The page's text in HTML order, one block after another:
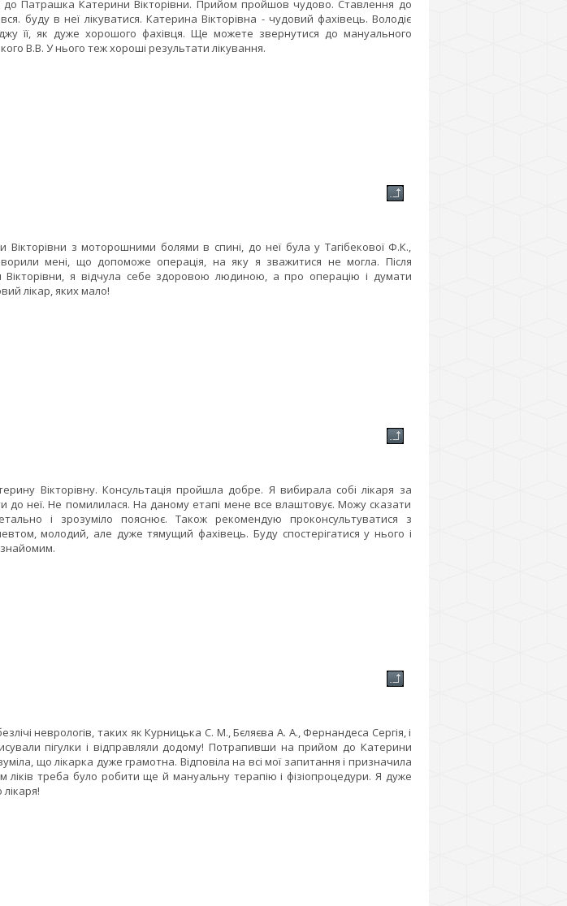
Патрашка Катерини Вікторівни. Прийом пройшов чудово. Ставлення до
буду в неї лікуватися. Катерина Вікторівна - чудовий фахівець. Володіє
її, як дуже хорошого фахівця. Ще можете звернутися до мануального
В.В. У нього теж хороші результати лікування.
з моторошними болями в спині, до неї була у Тагібекової Ф.К.,
мені, що допоможе операція, на яку я зважитися не могла. Після
Вікторівни, я відчула себе здоровою людиною, а про операцію і думати
лікар, яких мало!
Вікторівну. Консультація пройшла добре. Я вибирала собі лікаря за
до неї. Не помилилася. На даному етапі мене все влаштовує. Можу сказати
і зрозуміло пояснює. Також рекомендую проконсультуватися з
молодий, але дуже тямущий фахівець. Буду спостерігатися у нього і
знайомим.
неврологів, таких як Курницька С. М., Бєляєва А. А., Фернандеса Сергія, і
пігулки і відправляли додому! Потрапивши на прийом до Катерини
що лікарка дуже грамотна. Відповіла на всі мої запитання і призначила
ліків треба було робити ще й мануальну терапію і фізіопроцедури. Я дуже